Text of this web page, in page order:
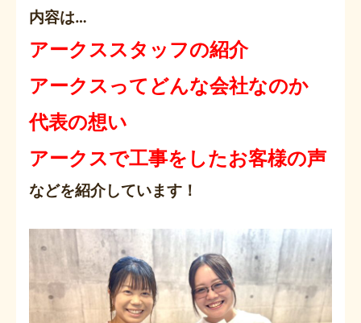
内容は…
アークススタッフの紹介
アークスってどんな会社なのか
代表の想い
アークスで工事をしたお客様の声
などを紹介しています！